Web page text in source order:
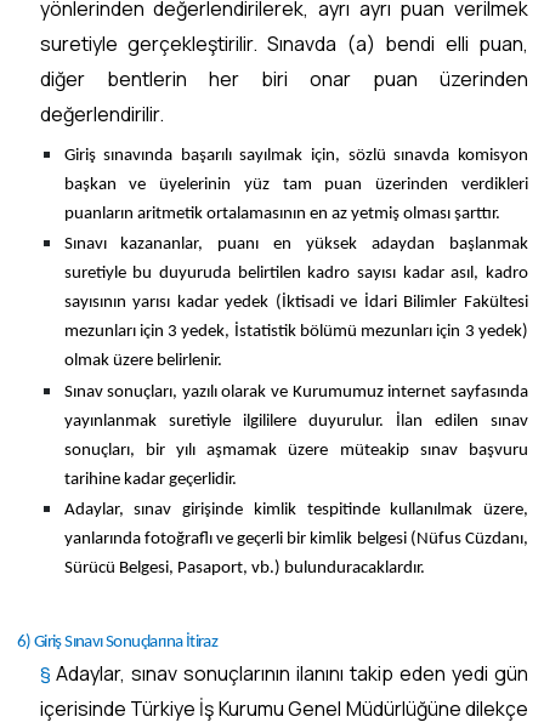
yönlerinden değerlendirilerek, ayrı ayrı puan verilmek
suretiyle gerçekleştirilir. Sınavda (a) bendi elli puan,
diğer bentlerin her biri onar puan üzerinden
değerlendirilir.
Giriş sınavında başarılı sayılmak için, sözlü sınavda komisyon
başkan ve üyelerinin yüz tam puan üzerinden verdikleri
puanların aritmetik ortalamasının en az yetmiş olması şarttır.
Sınavı kazananlar, puanı en yüksek adaydan başlanmak
suretiyle bu duyuruda belirtilen kadro sayısı kadar asıl, kadro
sayısının yarısı kadar yedek (İktisadi ve İdari Bilimler Fakültesi
mezunları için 3 yedek, İstatistik bölümü mezunları için 3 yedek)
olmak üzere belirlenir.
Sınav sonuçları, yazılı olarak ve Kurumumuz internet sayfasında
yayınlanmak suretiyle ilgililere duyurulur. İlan edilen sınav
sonuçları, bir yılı aşmamak üzere müteakip sınav başvuru
tarihine kadar geçerlidir.
Adaylar, sınav girişinde kimlik tespitinde kullanılmak üzere,
yanlarında fotoğraflı ve geçerli bir kimlik belgesi (Nüfus Cüzdanı,
Sürücü Belgesi, Pasaport, vb.) bulunduracaklardır.
6) Giriş Sınavı Sonuçlarına İtiraz
§ Adaylar, sınav sonuçlarının ilanını takip eden yedi gün
içerisinde Türkiye İş Kurumu Genel Müdürlüğüne dilekçe